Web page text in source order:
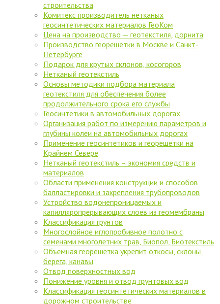
строительства
Комитекс производитель нетканых
геосинтетических материалов ГеоКом
Цена на производство — геотекстиля, дорнита
Производство георешетки в Москве и Санкт-
Петербурге
Подарок для крутых склонов, косогоров
Нетканый геотекстиль
Основы методики подбора материала
геотекстиля для обеспечения более
продолжительного срока его службы
Геосинтетики в автомобильных дорогах
Организация работ по измерению параметров и
глубины колеи на автомобильных дорогах
Применение геосинтетиков и георешетки на
Крайнем Севере
Нетканый геотекстиль – экономия средств и
материалов
Области применения конструкции и способов
балластировки и закрепления трубопроводов
Устройство водонепроницаемых и
капилляропрерывающих слоев из геомембраны
Классификация грунтов
Многослойное иглопробивное полотно с
семенами многолетних трав, Биопол, Биотекстиль
Объемная георешетка укрепит откосы, склоны,
берега, канавы
Отвод поверхностных вод
Понижение уровня и отвод грунтовых вод
Классификация геосинтетических материалов в
дорожном строительстве